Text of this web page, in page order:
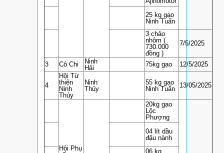
25 kg gạo
Ninh Tuấn
3 chảo
nhôm (
730.000
đồng )
7/5/2025
3 Cô Chi
Ninh
Hải
75kg gạo 12/5/2025
4
Hội Từ
thiện
Ninh
Thủy
Ninh
Thủy
55 kg gạo
Ninh Tuấn
13/05/2025
Hội Phụ
20kg gạo
Lộc
Phượng
04 lít dầu
đậu nành
06 kg